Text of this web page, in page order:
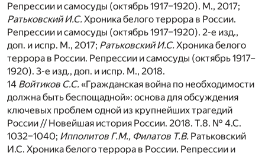
Репрессии и самосуды (октябрь 1917–1920). М., 2017;
Ратьковский И.С. Хроника белого террора в России.
Репрессии и самосуды (октябрь 1917–1920). 2-е изд.,
доп. и испр. М., 2017; Ратьковский И.С. Хроника белого
террора в России. Репрессии и самосуды (октябрь 1917–
1920). 3-е изд., доп. и испр. М., 2018.
14 Войтиков С.С. «Гражданская война по необходимости
должна быть беспощадной»: основа для обсуждения
ключевых проблем одной из крупнейших трагедий
России // Новейшая история России. 2018. Т.8. № 4.С.
1032–1040; Ипполитов Г.М., Филатов Т.В. Ратьковский
И.С. Хроника белого террора в России. Репрессии и